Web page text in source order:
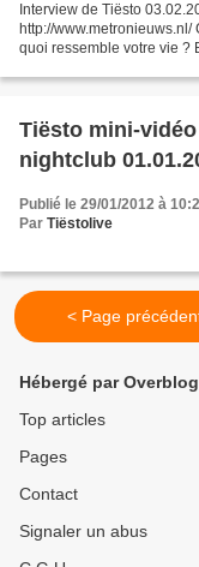
Interview de Tiësto
http://
quoi ressemble votre vie ?
Tiësto mini-
nightclub
Publié le 29/01/2012 à
Par Tiëstolive
< Page
Hébergé par Overblog
Top articles
Pages
Contact
Signaler un abus